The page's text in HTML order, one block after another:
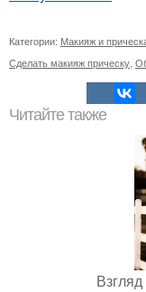
Категории: Макияж и
Сделать макияж прическу
Читайте также